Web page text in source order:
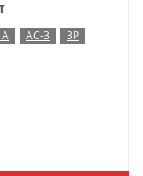
А AC-3
3P